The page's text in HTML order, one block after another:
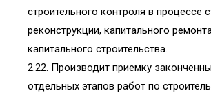
строительного контроля в процессе
реконструкции, капитального
капитального строительства.
2.22. Производит приемку
отдельных этапов работ по